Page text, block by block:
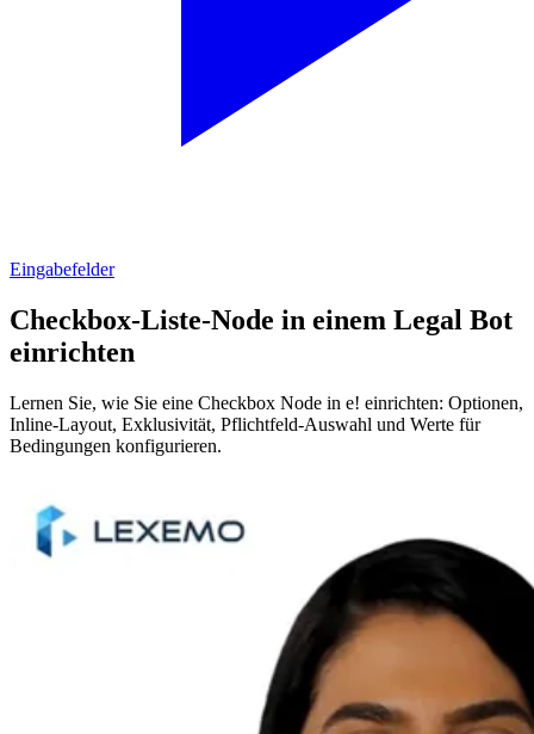
Eingabefelder
Checkbox-Liste-Node in einem Legal Bot
einrichten
Lernen Sie, wie Sie eine Checkbox Node in e! einrichten: Optionen,
Inline-Layout, Exklusivität, Pflichtfeld-Auswahl und Werte für
Bedingungen konfigurieren.